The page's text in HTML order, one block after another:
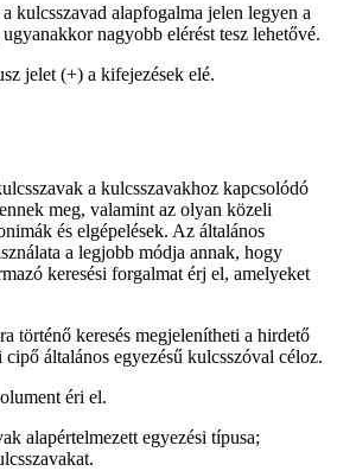
kulcsszavad alapfogalma jelen legyen a
nagyobb elérést tesz lehetővé.
jelet (+) a kifejezések elé.
a kulcsszavakhoz kapcsolódó
meg, valamint az olyan közeli
és elgépelések. Az általános
a legjobb módja annak, hogy
keresési forgalmat érj el, amelyeket
történő keresés megjelenítheti a hirdető
általános egyezésű kulcsszóval céloz.
éri el.
alapértelmezett egyezési típusa;